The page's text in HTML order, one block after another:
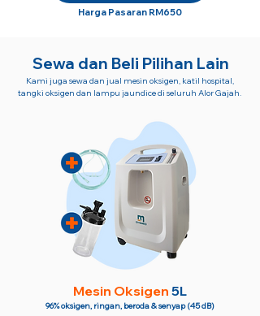
Harga Pasaran RM650
Sewa dan Beli Pilihan Lain
Kami juga sewa dan jual mesin oksigen, katil hospital,
tangki oksigen dan lampu jaundice di seluruh Alor Gajah.
Mesin Oksigen 5L
96% oksigen, ringan, beroda & senyap (45 dB)